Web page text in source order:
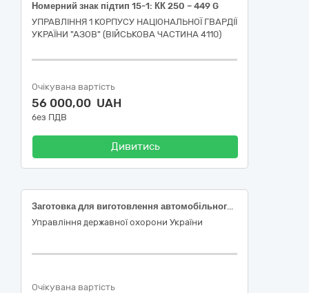
Номерний знак підтип 15-1: КК 250 – 449 G
УПРАВЛІННЯ 1 КОРПУСУ НАЦІОНАЛЬНОЇ ГВАРДІЇ
УКРАЇНИ "АЗОВ" (ВІЙСЬКОВА ЧАСТИНА 4110)
Очікувана вартість
56 000,00 UAH
без ПДВ
Дивитись
Заготовка для виготовлення автомобільного номерного знаку
Управління державної охорони України
Очікувана вартість